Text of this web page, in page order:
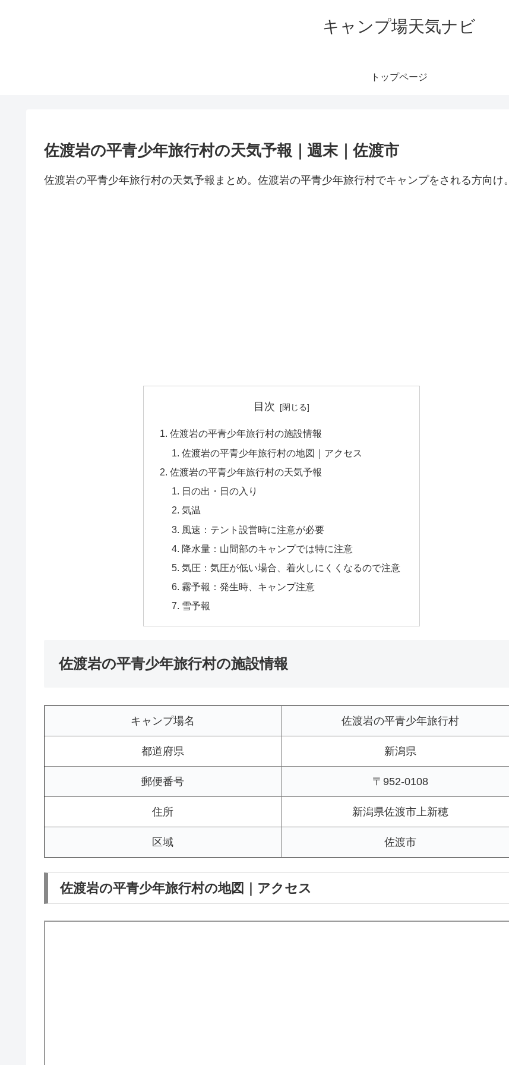
キャンプ場天気ナビ
トップページ
佐渡岩の平青少年旅行村の天気予報｜週末｜佐渡市
佐渡岩の平青少年旅行村の天気予報まとめ。佐渡岩の平青少年旅行村でキャンプをされる方向け。
目次
佐渡岩の平青少年旅行村の施設情報
佐渡岩の平青少年旅行村の地図｜アクセス
佐渡岩の平青少年旅行村の天気予報
日の出・日の入り
気温
風速：テント設営時に注意が必要
降水量：山間部のキャンプでは特に注意
気圧：気圧が低い場合、着火しにくくなるので注意
霧予報：発生時、キャンプ注意
雪予報
佐渡岩の平青少年旅行村の施設情報
キャンプ場名 佐渡岩の平青少年旅行村
都道府県 新潟県
郵便番号 〒952-0108
住所 新潟県佐渡市上新穂
区域 佐渡市
佐渡岩の平青少年旅行村の地図｜アクセス